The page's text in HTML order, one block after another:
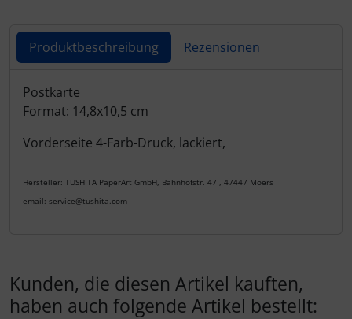
Produktbeschreibung Rezensionen
Produktbeschreibung
Postkarte
Format: 14,8x10,5 cm
Vorderseite 4-Farb-Druck, lackiert,
Hersteller: TUSHITA PaperArt GmbH, Bahnhofstr. 47 , 47447 Moers
email: service@tushita.com
Kunden, die diesen Artikel kauften,
haben auch folgende Artikel bestellt: